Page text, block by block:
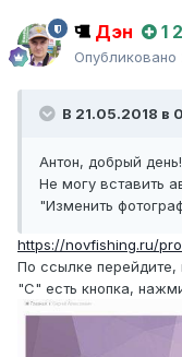
Дэн 1
Опубликовано
В 21.05.2018 в
Антон, добрый день!
Не могу вставить
"Изменить
https://novfishing.ru/
По ссылке перейдите,
"С" есть кнопка,